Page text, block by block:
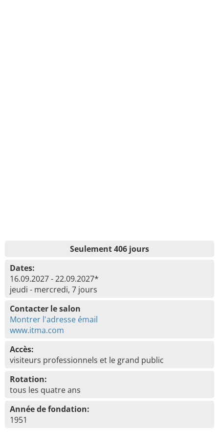
Seulement 406 jours
Dates:
16.09.2027 - 22.09.2027*
jeudi - mercredi, 7 jours
Contacter le salon
Montrer l'adresse émail
www.itma.com
Accès:
visiteurs professionnels et le grand public
Rotation:
tous les quatre ans
Année de fondation:
1951